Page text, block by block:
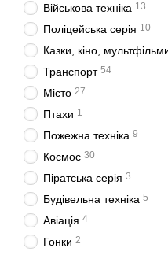
Військова техніка 13
Поліцейська серія 10
Казки, кіно,
Транспорт 54
Місто 27
Птахи 1
Пожежна техніка 9
Космос 30
Піратська серія 3
Будівельна техніка 5
Авіація 4
Гонки 2